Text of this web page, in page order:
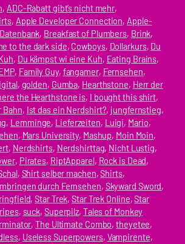
, ADC-Rabatt gibt’s nicht mehr
, Apple Developer Connection, Apple-
, Breakfast of Plumbers, Brink
to the dark side, Cowboys, Dollarkurs, Du
, Du kämpst wi eine Kuh, Eating Brains
, Family Guy, fangamer, Fernsehen
, golden, Gumba, Hearthstone, Herr der
the Hearthstone is, I bought this shirt
Bahn, Ist das ein Nerdshirt?, jungfernstieg
, Lemminge, Lieferzeiten, Luigi, Mario
, Mars University, Mashup, Moin Moin
, Nerdshirts, Nerdshirttag, Nicht Lustig
, Pirates, RiptApparel, Rock is Dead
, Shirt selber machen, Shirts
durch Fernsehen, Skyward Sword
, Star Trek, Star Trek Online, Star
, suck, Superpilz, Tales of Monkey
, The Ultimate Combo, theyetee
, Useless Superpowers, Vampirente